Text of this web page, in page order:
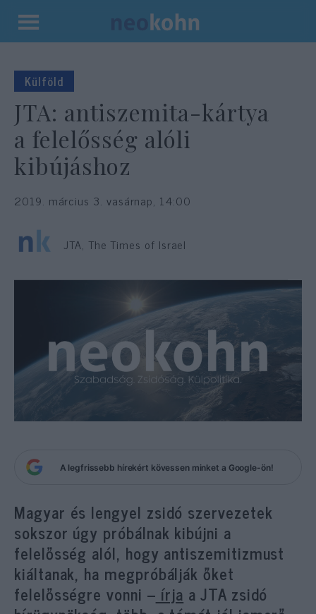
Kilépés
tartalomba
Külföld
JTA: antiszemita-kártya
a felelősség alóli
kibújáshoz
2019. március 3. vasárnap, 14:00
JTA, The Times of Israel
A legfrissebb hírekért kövessen minket a Google-ön!
Magyar és lengyel zsidó szervezetek
sokszor úgy próbálnak kibújni a
felelősség alól, hogy antiszemitizmust
kiáltanak, ha megpróbálják őket
felelősségre vonni – írja a JTA zsidó